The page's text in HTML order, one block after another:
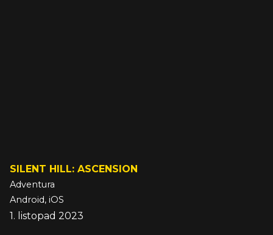
SILENT HILL: ASCENSION
Adventura
Android, iOS
1. listopad 2023